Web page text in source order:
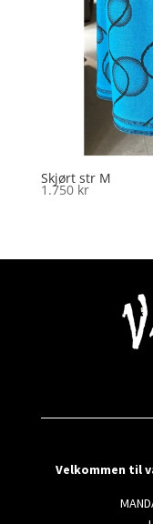
Skjørt str M
1.750 kr
Velkommen til